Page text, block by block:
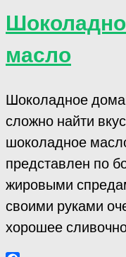
масло
Шоколадное
сложно найти
шоколадное
представлен по
жировыми
своими руками
хорошее